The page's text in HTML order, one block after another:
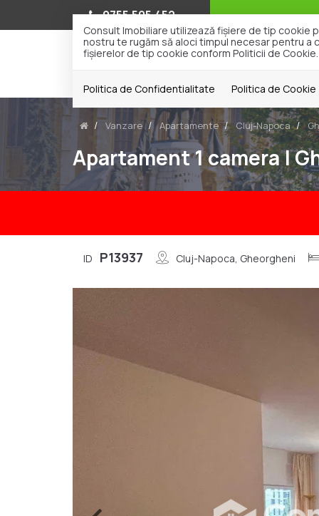
Consult Imobiliare utilizează fişiere de tip cookie
nostru te rugăm să aloci timpul necesar pentru a
fişierelor de tip cookie conform Politicii de Cookie.
Politica de Confidentialitate Politica de Cookie
0755.505.452
Vanzare Apartamente Cluj-Napoca
Apartament 1 camera |
ID P13937 Cluj-Napoca, Gheorgheni